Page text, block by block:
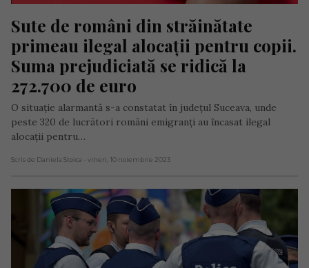
Sute de români din străinătate
primeau ilegal alocații pentru copii.
Suma prejudiciată se ridică la
272.700 de euro
O situație alarmantă s-a constatat în județul Suceava, unde
peste 320 de lucrători români emigranți au încasat ilegal
alocații pentru…
Scris de Daniela Stoica - vineri, 10 noiembrie 2023